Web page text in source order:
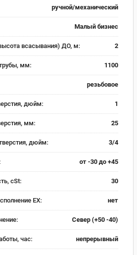
ручной/механический
Малый бизнес
всасывания) ДО, м: 2
мм: 1100
резьбовое
дюйм: 1
мм: 25
дюйм: 3/4
от -30 до +45
cSt: 30
EX: нет
Север (+50 -40)
час: непрерывный